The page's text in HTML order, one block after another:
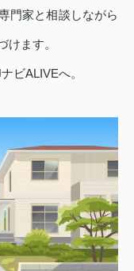
門家と相談しながら
けます。
ビALIVEへ。